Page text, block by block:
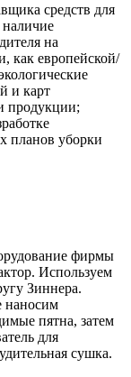
средств для
на
как европейской/
и карт
продукции;
планов уборки
фирмы
Используем
Зиннера.
наносим
пятна, затем
для
сушка.